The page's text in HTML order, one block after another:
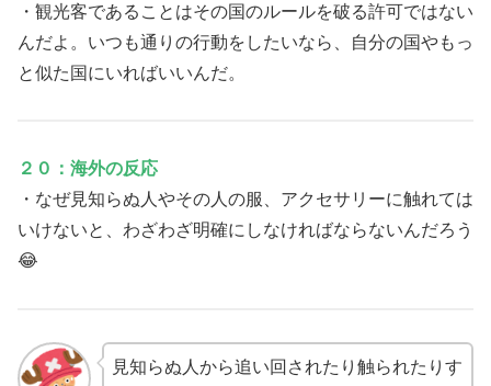
・観光客であることはその国のルールを破る許可ではない
んだよ。いつも通りの行動をしたいなら、自分の国やもっ
と似た国にいればいいんだ。
２０：海外の反応
・なぜ見知らぬ人やその人の服、アクセサリーに触れては
いけないと、わざわざ明確にしなければならないんだろう
😂
見知らぬ人から追い回されたり触られたりす